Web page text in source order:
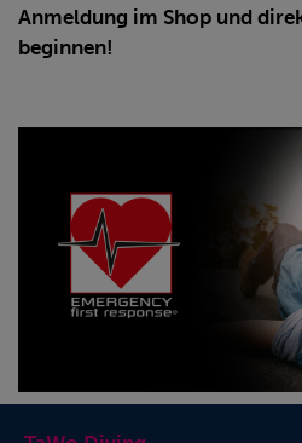
Anmeldung im Shop und
beginnen!